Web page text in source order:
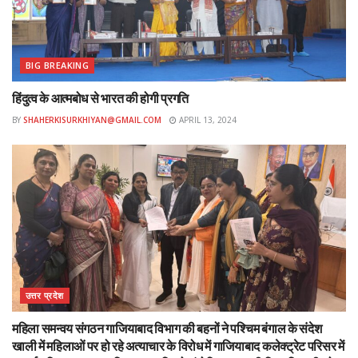
BIG BREAKING
हिंदुत्व के आत्मबोध से भारत की होगी प्रगति
BY SHAHERKISURKHIYAN@GMAIL.COM APRIL 13, 2024
उत्तर प्रदेश
महिला समन्वय संगठन गाजियाबाद विभाग की बहनों ने पश्चिम बंगाल के संदेश
खाली में महिलाओं पर हो रहे अत्याचार के विरोध में गाजियाबाद कलेक्ट्रेट परिसर में